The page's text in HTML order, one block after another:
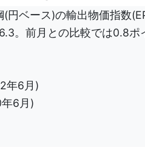
円ベース)の輸出物価指数
。前月との比較では0.8
年6月)
6月)